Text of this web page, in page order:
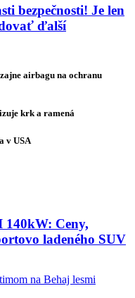
bezpečnosti! Je len
ďalší
airbagu na ochranu
krk a ramená
v USA
140kW: Ceny,
ladeného SUV